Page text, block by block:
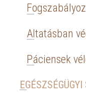
Altatásban
Páciensek